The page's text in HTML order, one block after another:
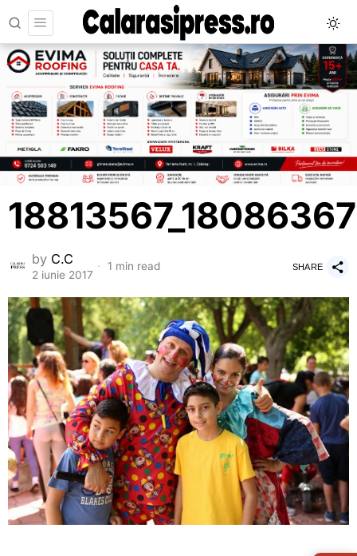
by C.C
2 iunie 2017
1 min read SHARE